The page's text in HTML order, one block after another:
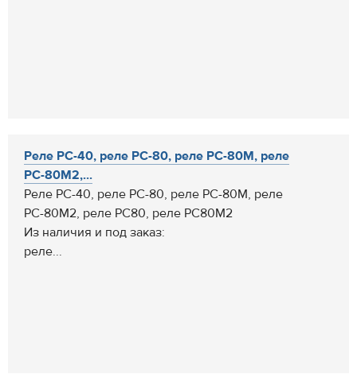
Реле РС-40, реле РС-80, реле РС-80М, реле
РС-80М2,...
Реле РС-40, реле РС-80, реле РС-80М, реле
РС-80М2, реле РС80, реле РС80М2
Из наличия и под заказ:
реле...